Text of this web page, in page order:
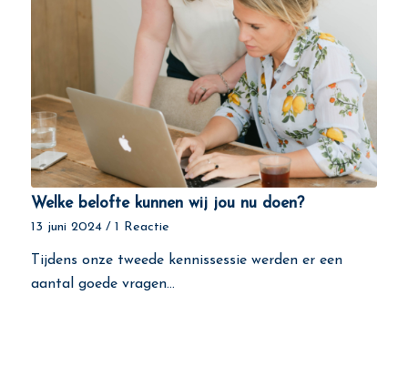
Welke belofte kunnen wij jou nu doen?
13 juni 2024 / 1 Reactie
Tijdens onze tweede kennissessie werden er een
aantal goede vragen…